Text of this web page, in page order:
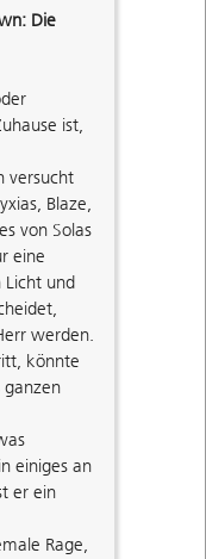
Die
ist,
versucht
Blaze,
von Solas
eine
Licht und
werden.
könnte
ganzen
einiges an
er ein
Rage,